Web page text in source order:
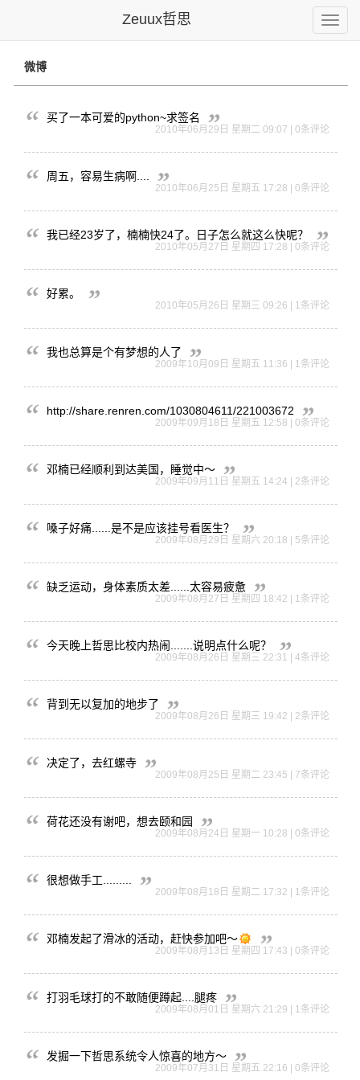
Toggle
Zeuux哲思
微博
买了一本可爱的python~求签名
2010年06月29日 星期二 09:07 | 0条评论
周五，容易生病啊....
2010年06月25日 星期五 17:28 | 0条评论
我已经23岁了，楠楠快24了。 日子怎么就这么快呢？
2010年05月27日 星期四 17:28 | 0条评论
好累。
2010年05月26日 星期三 09:26 | 1条评论
我也总算是个有梦想的人了
2009年10月09日 星期五 11:36 | 1条评论
http://share.renren. com/1030804611/221003672
2009年09月18日 星期五 12:58 | 0条评论
邓楠已经顺利到达美国，睡觉中～
2009年09月11日 星期五 14:24 | 2条评论
嗓子好痛. 是不是应该挂号看医生？
2009年08月29日 星期六 20:18 | 5条评论
缺乏运动， 身体素质太差.... ..太容易疲惫
2009年08月27日 星期四 18:42 | 1条评论
今天晚上哲思比校内热闹.... ...说明 点什么呢？
2009年08月26日 星期三 22:31 | 4条评论
背到无以复加的地步了
2009年08月26日 星期三 19:42 | 2条评论
决定了，去红螺寺
2009年08月25日 星期二 23:45 | 7条评论
荷花还没有谢吧，想去颐和园
2009年08月24日 星期一 10:28 | 0条评论
很想做手工.........
2009年08月18日 星期二 17:32 | 1条评论
邓楠发起了滑冰的活动，赶快参加吧～
2009年08月13日 星期四 17:43 | 0条评论
打羽毛球打的不敢随便蹲起....腿疼
2009年08月01日 星期六 21:29 | 1条评论
发掘一下哲思系统令人惊喜的地方～
2009年07月31日 星期五 22:16 | 0条评论